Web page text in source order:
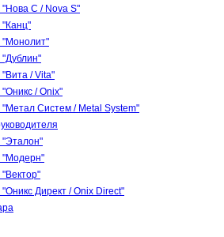
С / Nova S"
/ Vita"
/ Onix"
Систем / Metal System"
"Модерн"
Директ / Onix Direct"